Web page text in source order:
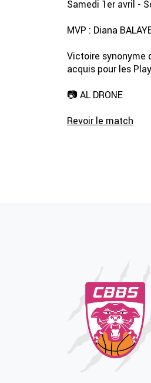
Samedi 1er avril -
MVP : Diana
Victoire synonyme
acquis pour les
📷 AL DRONE
Revoir le match